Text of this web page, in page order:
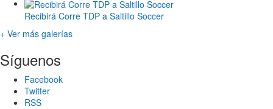
Recibirá Corre TDP a Saltillo Soccer
+ Ver más galerías
Síguenos
Facebook
Twitter
RSS